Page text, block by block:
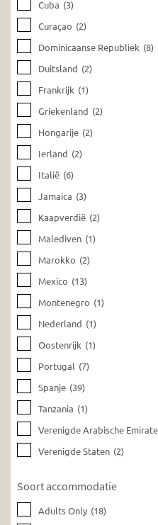
Cuba (3)
Curaçao (2)
Dominicaanse Republiek (8)
Duitsland (2)
Frankrijk (1)
Griekenland (2)
Hongarije (2)
Ierland (2)
Italië (6)
Jamaica (3)
Kaapverdië (2)
Malediven (1)
Marokko (2)
Mexico (13)
Montenegro (1)
Nederland (1)
Oostenrijk (1)
Portugal (7)
Spanje (39)
Tanzania (1)
Verenigde Arabische
Verenigde Staten (2)
Soort accommodatie
Adults Only (18)